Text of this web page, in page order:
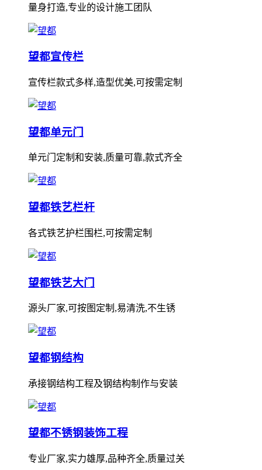
量身打造,专业的设计施工团队
望都宣传栏
宣传栏款式多样,造型优美,可按需定制
望都单元门
单元门定制和安装,质量可靠,款式齐全
望都铁艺栏杆
各式铁艺护栏围栏,可按需定制
望都铁艺大门
源头厂家,可按图定制,易清洗,不生锈
望都钢结构
承接钢结构工程及钢结构制作与安装
望都不锈钢装饰工程
专业厂家,实力雄厚,品种齐全,质量过关